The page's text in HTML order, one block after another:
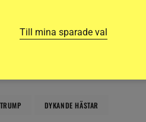
opartiskhet. Det vi publicerar
till ekonomiska, privata,
DYKANDE HÄSTAR
Till mina sparade val